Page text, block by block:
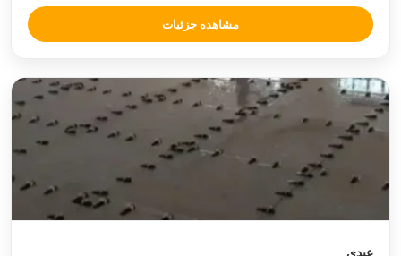
مشاهده جزئیات
عیدی